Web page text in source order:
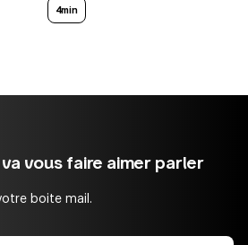
4min
vous faire aimer parler
boite mail.